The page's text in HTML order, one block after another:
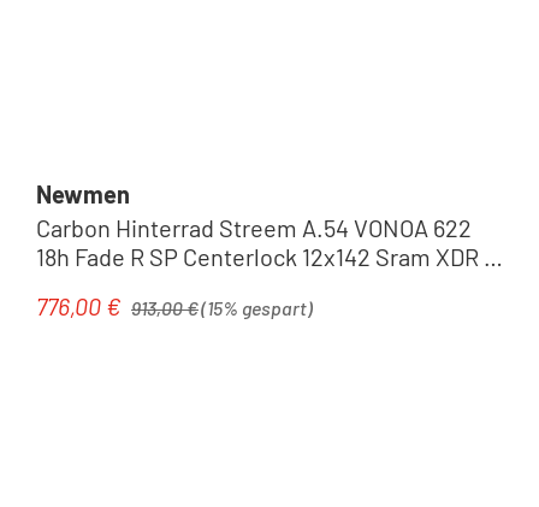
Newmen
Carbon Hinterrad Streem A.54 VONOA 622
18h Fade R SP Centerlock 12x142 Sram XDR |
Verkaufspreis:
776,00 € Regulärer Preis:
913,00 €(15% gespart)